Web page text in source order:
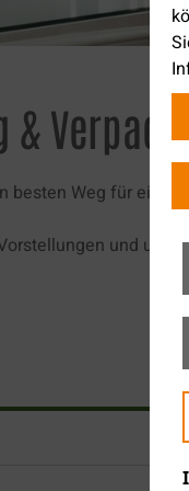
&
besten Weg für eine
und